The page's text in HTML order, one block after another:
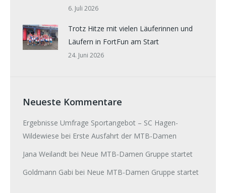
6. Juli 2026
Trotz Hitze mit vielen Läuferinnen und
Läufern in FortFun am Start
24. Juni 2026
Neueste Kommentare
Ergebnisse Umfrage Sportangebot – SC Hagen-
Wildewiese bei Erste Ausfahrt der MTB-Damen
Jana Weilandt bei Neue MTB-Damen Gruppe startet
Goldmann Gabi bei Neue MTB-Damen Gruppe startet